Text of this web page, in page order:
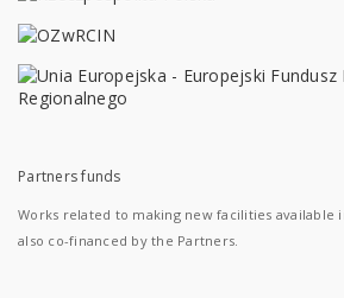
Partners funds
Works related to making new facilities available
also co-financed by the Partners.